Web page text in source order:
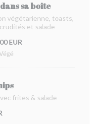
sa boîte
végétarienne, toasts,
et salade
EUR
frites & salade